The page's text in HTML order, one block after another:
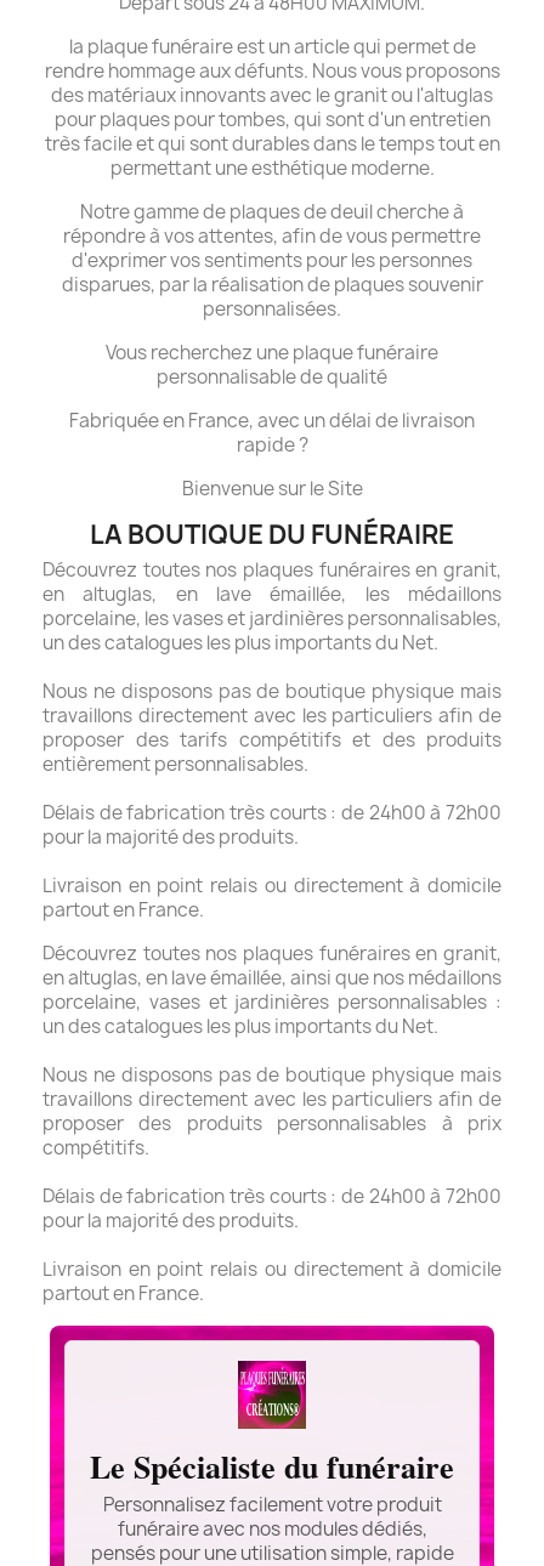
la plaque funéraire est un article qui permet de
rendre hommage aux défunts. Nous vous proposons
des matériaux innovants avec le granit ou l'altuglas
pour plaques pour tombes, qui sont d'un entretien
très facile et qui sont durables dans le temps tout en
permettant une esthétique moderne.
Notre gamme de plaques de deuil cherche à
répondre à vos attentes, afin de vous permettre
d'exprimer vos sentiments pour les personnes
disparues, par la réalisation de plaques souvenir
personnalisées.
Vous recherchez une plaque funéraire
personnalisable de qualité
Fabriquée en France, avec un délai de livraison
rapide ?
Bienvenue sur le Site
LA BOUTIQUE DU FUNÉRAIRE
Découvrez toutes nos plaques funéraires en granit,
en altuglas, en lave émaillée, les médaillons
porcelaine, les vases et jardinières personnalisables,
un des catalogues les plus importants du Net.
Nous ne disposons pas de boutique physique mais
travaillons directement avec les particuliers afin de
proposer des tarifs compétitifs et des produits
entièrement personnalisables.
Délais de fabrication très courts : de 24h00 à 72h00
pour la majorité des produits.
Livraison en point relais ou directement à domicile
partout en France.
Découvrez toutes nos plaques funéraires en granit,
en altuglas, en lave émaillée, ainsi que nos médaillons
porcelaine, vases et jardinières personnalisables :
un des catalogues les plus importants du Net.
Nous ne disposons pas de boutique physique mais
travaillons directement avec les particuliers afin de
proposer des produits personnalisables à prix
compétitifs.
Délais de fabrication très courts : de 24h00 à 72h00
pour la majorité des produits.
Livraison en point relais ou directement à domicile
partout en France.
Le Spécialiste du funéraire
Personnalisez facilement votre produit
funéraire avec nos modules dédiés,
pensés pour une utilisation simple, rapide